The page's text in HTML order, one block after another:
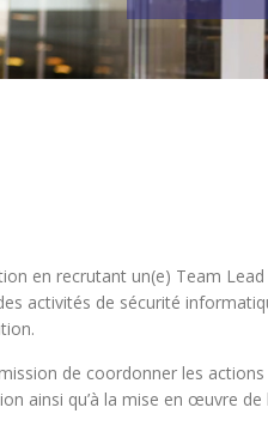
en recrutant un(e) Team Lead
activités de sécurité
de coordonner les actions
ainsi qu’à la mise en œuvre